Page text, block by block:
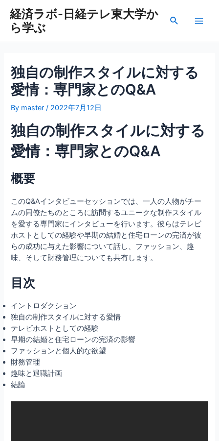
経済ラボ-日経テレ東大学か
ら学ぶ
検
独自の制作スタイルに対する
愛情：専門家とのQ&A
By master / 2022年7月12日
独自の制作スタイルに対する
愛情：専門家とのQ&A
概要
このQ&Aインタビューセッションでは、一人の人物がチー
ムの同僚たちのところに訪問するユニークな制作スタイル
を愛する専門家にインタビューを行います。彼らはテレビ
ホストとしての経験や早期の結婚と住宅ローンの完済が彼
らの成功に与えた影響について話し、ファッション、趣
味、そして財務管理についても共有します。
目次
イントロダクション
独自の制作スタイルに対する愛情
テレビホストとしての経験
早期の結婚と住宅ローンの完済の影響
ファッションと個人的な欲望
財務管理
趣味と退職計画
結論